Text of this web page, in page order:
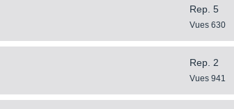
Rep. 5
Vues 630
Rep. 2
Vues 941